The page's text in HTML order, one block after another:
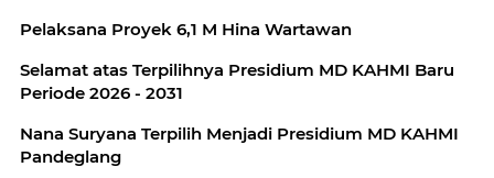
Pelaksana Proyek 6,1 M Hina Wartawan
Selamat atas Terpilihnya Presidium MD KAHMI Baru
Periode 2026 - 2031
Nana Suryana Terpilih Menjadi Presidium MD KAHMI
Pandeglang